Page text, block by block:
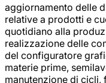
aggiornamento delle
relative a prodotti e
quotidiano alla
realizzazione delle
del configuratore
materie prime,
manutenzione di cicli,